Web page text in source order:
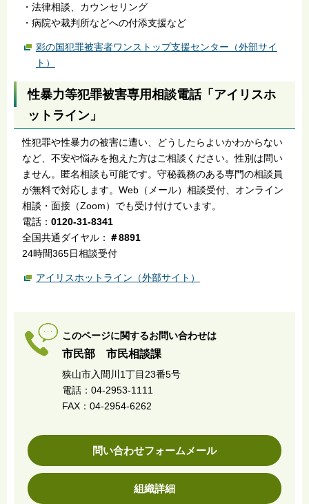
・法律相談、カウンセリング
・病院や裁判所などへの付添支援など
彩の国犯罪被害者ワンストップ支援センター（外部サイ
ト）
性暴力等犯罪被害専用相談電話「アイリスホ
ットライン」
性犯罪や性暴力の被害に遭い、どうしたらよいかわからない
など、不安や悩みを抱えた方はご相談ください。性別は問い
ません。匿名相談も可能です。守秘義務のある専門の相談員
が無料で対応します。Web（メール）相談受付、オンライン
相談・面接（Zoom）でも受け付けています。
電話： 0120-31-8341
全国共通ダイヤル： ＃8891
24時間365日相談受付
アイリスホットライン（外部サイト）
このページに関するお問い合わせは
市民部 市民相談課
狭山市入間川1丁目23番5号
電話：04-2953-1111
FAX：04-2954-6262
問い合わせフォームメール
組織詳細